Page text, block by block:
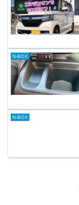
N-BOX
N-BOX